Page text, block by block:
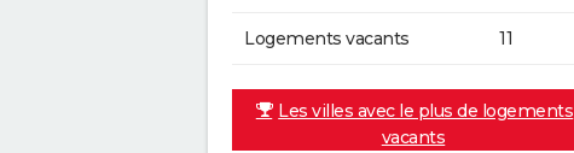
Logements vacants 11
Les villes avec le plus de logements
vacants